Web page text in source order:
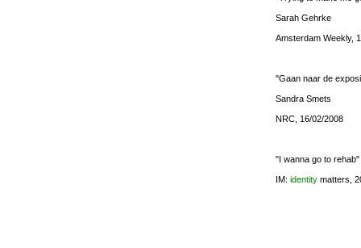
Sarah Gehrke
Amsterdam Weekly,
"Gaan naar de
Sandra Smets
NRC, 16/02/2008
"I wanna go to rehab"
IM: identity matters,